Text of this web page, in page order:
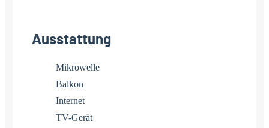
Ausstattung
Mikrowelle
Balkon
Internet
TV-Gerät